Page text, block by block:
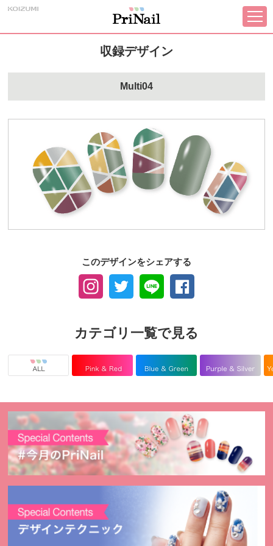
収録デザイン
Multi04
このデザインをシェアする
カテゴリ一覧で見る